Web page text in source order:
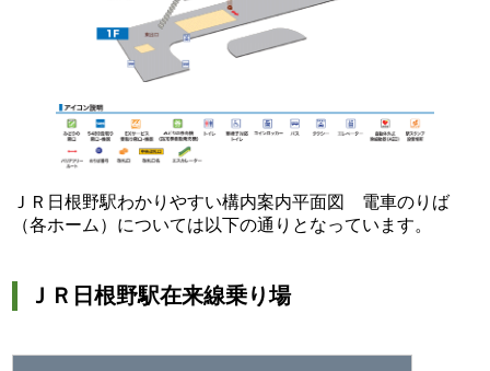
ＪＲ日根野駅わかりやすい構内案内平面図 電車のりば
（各ホーム）については以下の通りとなっています。
ＪＲ日根野駅在来線乗り場